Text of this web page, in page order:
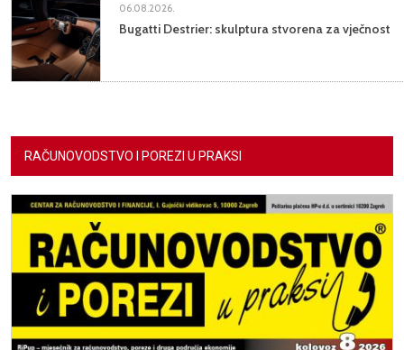
06.08.2026.
Bugatti Destrier: skulptura stvorena za vječnost
RAČUNOVODSTVO I POREZI U PRAKSI